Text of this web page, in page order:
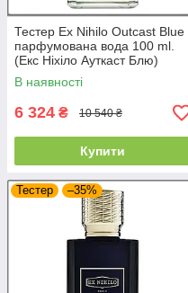
Тестер Ex Nihilo Outcast Blue
парфумована вода 100 ml.
(Екс Ніхіло Ауткаст Блю)
В наявності
6 324 ₴ 10 540 ₴
Купити
Тестер –35%